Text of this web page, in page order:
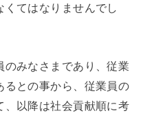
てはなりませんでし
みなさまであり、従業
るとの事から、従業員の
以降は社会貢献順に考